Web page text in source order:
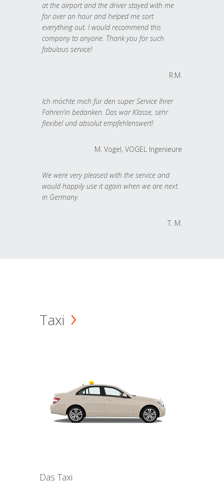
at the airport and the driver stayed with me
for over an hour and helped me sort
everything out. I would recommend this
company to anyone. Thank you for such
fabulous service!
R.M.
Ich möchte mich für den super Service Ihrer
Fahrer/in bedanken. Das war Klasse, sehr
flexibel und absolut empfehlenswert!
M. Vogel, VOGEL Ingenieure
We were very pleased with the service and
would happily use it again when we are next
in Germany.
T. M.
Taxi
Das Taxi